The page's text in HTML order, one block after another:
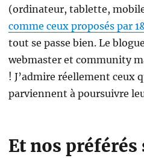
(ordinateur, tablette,
comme ceux proposés par
tout se passe bien. Le
webmaster et community
! J’admire réellement ceux
parviennent à poursuivre
Et nos préférés